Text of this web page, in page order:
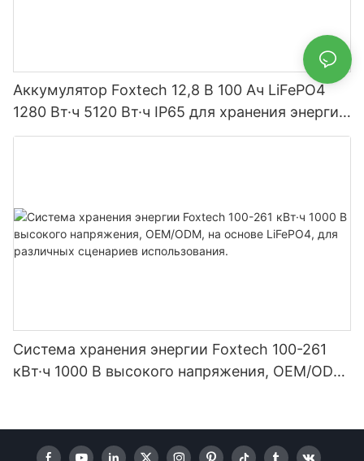
Аккумулятор Foxtech 12,8 В 100 Ач LiFePO4
1280 Вт·ч 5120 Вт·ч IP65 для хранения энергии
и солнечных домашних систем
Система хранения энергии Foxtech 100-261
кВт·ч 1000 В высокого напряжения, OEM/ODM,